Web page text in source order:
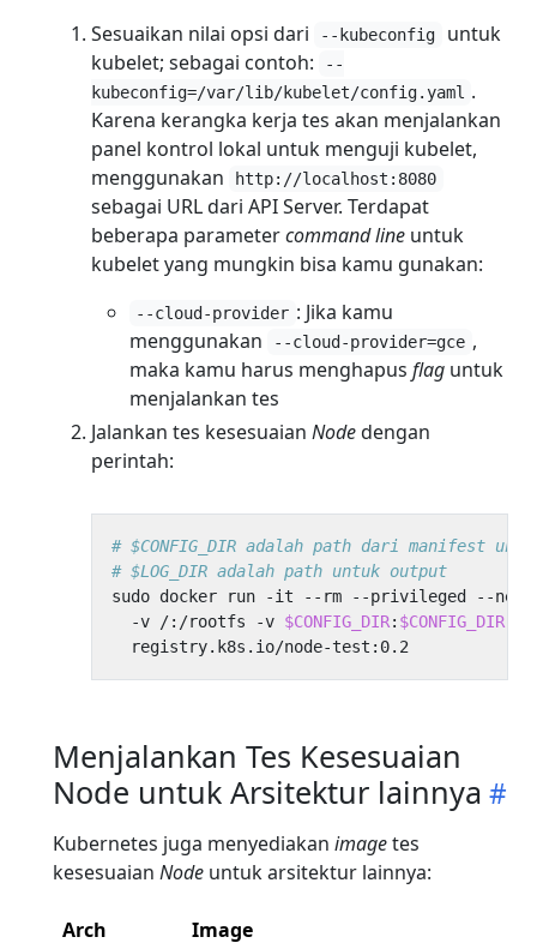
Sesuaikan nilai opsi dari
--kubeconfig
untuk
kubelet; sebagai contoh:
--
kubeconfig=/var/lib/kubelet/config.yaml .
Karena kerangka kerja tes akan menjalankan
panel kontrol lokal untuk menguji kubelet,
menggunakan
http://localhost:8080
sebagai URL dari API Server. Terdapat
beberapa parametercommand line untuk
kubelet yang mungkin bisa kamu gunakan:
--cloud-provider : Jika kamu
menggunakan
--cloud-provider=gce ,
maka kamu harus menghapus flag untuk
menjalankan tes
Jalankan tes kesesuaian Nodedengan
perintah:
# $CONFIG_DIR adalah path dari manifest
# $LOG_DIR adalah path untuk output
sudo docker run -it --rm --privileged --net
  -v /:/rootfs -v
$CONFIG_DIR: $CONFIG_DIR
Menjalankan Tes Kesesuaian
Node untuk Arsitektur lainnya
Kubernetes juga menyediakan imagetes
kesesuaian Node untuk arsitektur lainnya:
Arch
Image